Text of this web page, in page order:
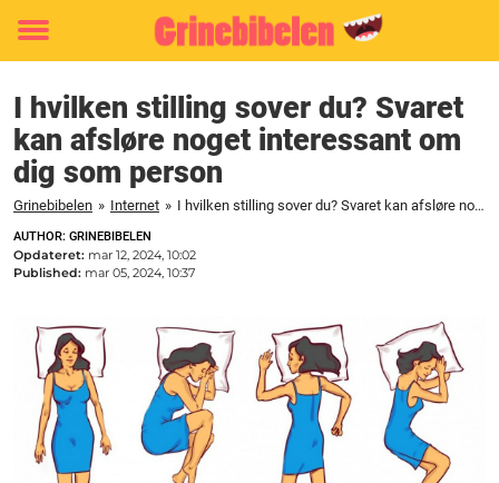
Toggle
I hvilken stilling sover du? Svaret
kan afsløre noget interessant om
dig som person
Grinebibelen » Internet » I hvilken stilling sover du? Svaret kan afsløre noget interessant om dig som person
AUTHOR: GRINEBIBELEN
Opdateret: mar 12, 2024, 10:02
Published: mar 05, 2024, 10:37